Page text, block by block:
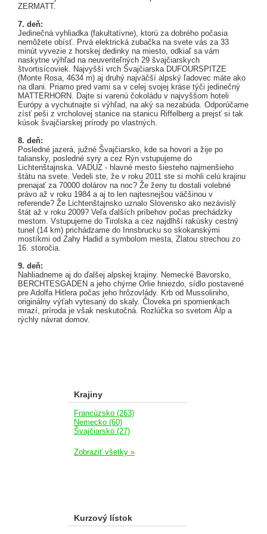
ZERMATT.
7. deň:
Jedinečná vyhliadka (fakultatívne), ktorú za dobrého počasia
nemôžete obísť. Prvá elektrická zubačka na svete vás za 33
minút vyvezie z horskej dedinky na miesto, odkiaľ sa vám
naskytne výhľad na neuveriteľných 29 švajčiarskych
štvortisícoviek. Najvyšší vrch Švajčiarska DUFOURSPITZE
(Monte Rosa, 4634 m) aj druhý najväčší alpský ľadovec máte ako
na dlani. Priamo pred vami sa v celej svojej kráse týči jedinečný
MATTERHORN. Dajte si varenú čokoládu v najvyššom hoteli
Európy a vychutnajte si výhľad, na aký sa nezabúda. Odporúčame
zísť peši z vrcholovej stanice na stanicu Riffelberg a prejsť si tak
kúsok švajčiarskej prírody po vlastných.
8. deň:
Posledné jazerá, južné Švajčiarsko, kde sa hovorí a žije po
taliansky, posledné syry a cez Rýn vstupujeme do
Lichtenštajnska. VADUZ - hlavné mesto šiesteho najmenšieho
štátu na svete. Vedeli ste, že v roku 2011 ste si mohli celú krajinu
prenajať za 70000 dolárov na noc? Že ženy tu dostali volebné
právo až v roku 1984 a aj to len najtesnejšou väčšinou v
referende? Že Lichtenštajnsko uznalo Slovensko ako nezávislý
štát až v roku 2009? Veľa ďalších príbehov počas prechádzky
mestom. Vstupujeme do Tirolska a cez najdlhší rakúsky cestný
tunel (14 km) prichádzame do Innsbrucku so skokanskými
mostíkmi od Zahy Hadid a symbolom mesta, Zlatou strechou zo
16. storočia.
9. deň:
Nahliadneme aj do ďalšej alpskej krajiny. Nemecké Bavorsko,
BERCHTESGADEN a jeho chýrne Orlie hniezdo, sídlo postavené
pre Adolfa Hitlera počas jeho hrôzovlády. Krb od Mussoliniho,
originálny výťah vytesaný do skaly. Človeka pri spomienkach
mrazí, príroda je však neskutočná. Rozlúčka so svetom Álp a
rýchly návrat domov.
Krajiny
Francúzsko (263)
Nemecko (60)
Švajčiarsko (27)
Zobraziť všetky »
Kurzový lístok